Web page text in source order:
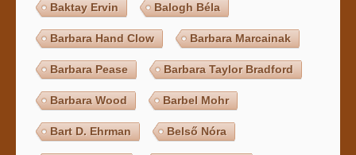
Baktay Ervin Balogh Béla
Barbara Hand Clow Barbara Marcainak
Barbara Pease Barbara Taylor Bradford
Barbara Wood Barbel Mohr
Bart D. Ehrman Belső Nóra